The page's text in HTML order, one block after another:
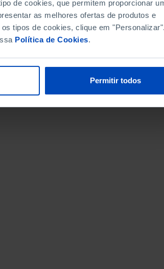
de cookies, que permitem proporcionar
as melhores ofertas de produtos e
tipos de cookies, clique em "Personalizar".
Política de Cookies.
Permitir todos